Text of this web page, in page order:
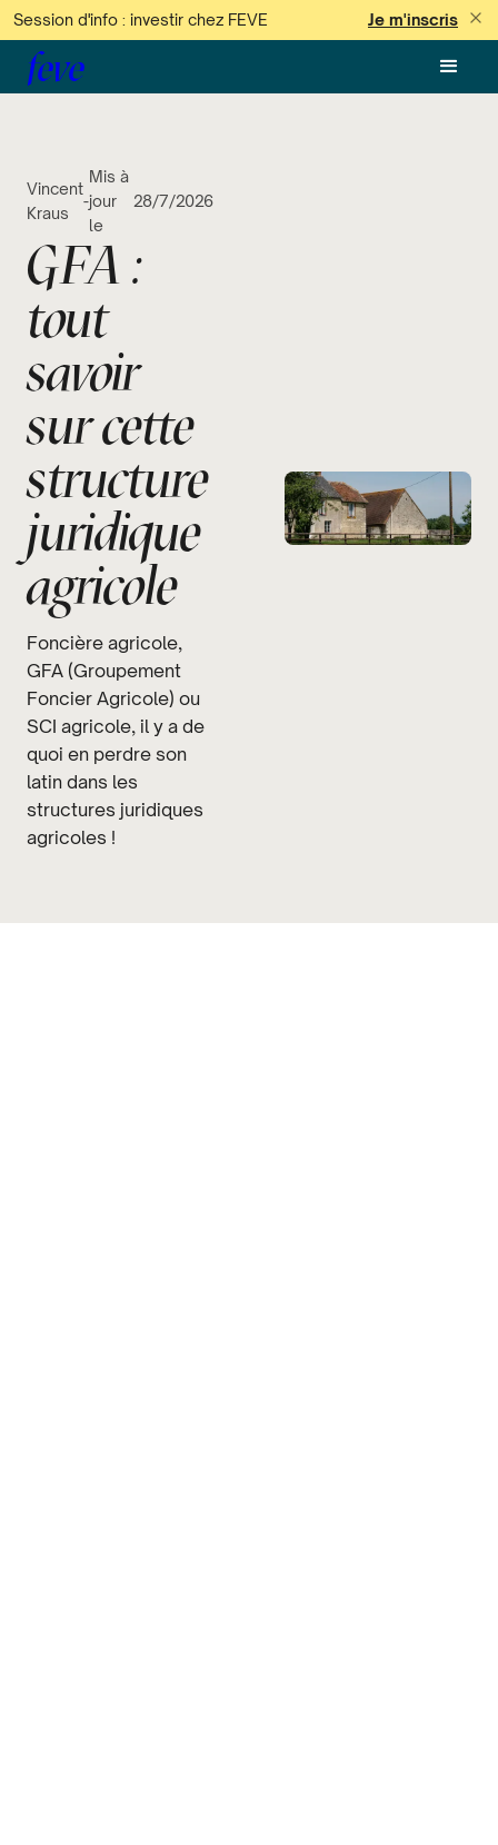
Session d'info : investir chez FEVE Je m'inscris
feve
Vincent
Kraus
-
Mis à
jour
le
28/7/2026
GFA :
tout
savoir
sur cette
structure
juridique
agricole
Foncière agricole,
GFA (Groupement
Foncier Agricole) ou
SCI agricole, il y a de
quoi en perdre son
latin dans les
structures juridiques
agricoles !